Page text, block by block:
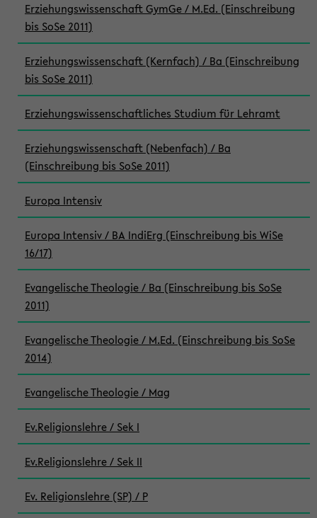
Erziehungswissenschaft GymGe / M.Ed. (Einschreibung
bis SoSe 2011)
Erziehungswissenschaft (Kernfach) / Ba (Einschreibung
bis SoSe 2011)
Erziehungswissenschaftliches Studium für Lehramt
Erziehungswissenschaft (Nebenfach) / Ba
(Einschreibung bis SoSe 2011)
Europa Intensiv
Europa Intensiv / BA IndiErg (Einschreibung bis WiSe
16/17)
Evangelische Theologie / Ba (Einschreibung bis SoSe
2011)
Evangelische Theologie / M.Ed. (Einschreibung bis SoSe
2014)
Evangelische Theologie / Mag
Ev.Religionslehre / Sek I
Ev.Religionslehre / Sek II
Ev. Religionslehre (SP) / P